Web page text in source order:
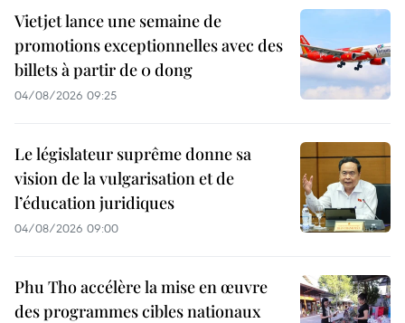
Vietjet lance une semaine de
promotions exceptionnelles avec des
billets à partir de 0 dong
04/08/2026 09:25
Le législateur suprême donne sa
vision de la vulgarisation et de
l’éducation juridiques
04/08/2026 09:00
Phu Tho accélère la mise en œuvre
des programmes cibles nationaux